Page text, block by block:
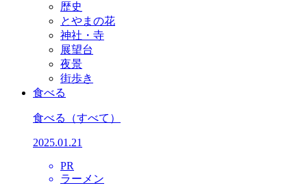
歴史
とやまの花
神社・寺
展望台
夜景
街歩き
食べる
食べる （すべて）
2025.01.21
PR
ラーメン